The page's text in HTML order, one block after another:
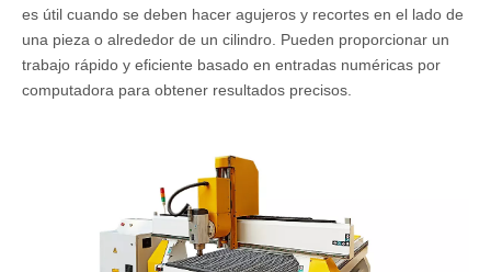
es útil cuando se deben hacer agujeros y recortes en el lado de
una pieza o alrededor de un cilindro. Pueden proporcionar un
trabajo rápido y eficiente basado en entradas numéricas por
computadora para obtener resultados precisos.